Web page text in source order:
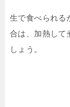
生で食べられる
合は、加熱して
しょう。